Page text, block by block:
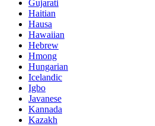
Gujarati
Haitian
Hausa
Hawaiian
Hebrew
Hmong
Hungarian
Icelandic
Igbo
Javanese
Kannada
Kazakh